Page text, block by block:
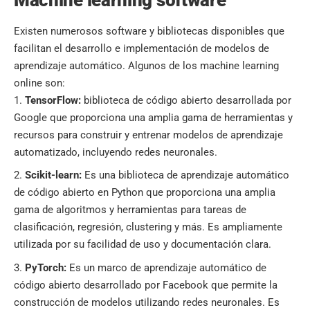
Existen numerosos software y bibliotecas disponibles que
facilitan el desarrollo e implementación de modelos de
aprendizaje automático. Algunos de los machine learning
online son:
TensorFlow: biblioteca de código abierto desarrollada por
Google que proporciona una amplia gama de herramientas y
recursos para construir y entrenar modelos de aprendizaje
automatizado, incluyendo redes neuronales.
Scikit-learn: Es una biblioteca de aprendizaje automático
de código abierto en Python que proporciona una amplia
gama de algoritmos y herramientas para tareas de
clasificación, regresión, clustering y más. Es ampliamente
utilizada por su facilidad de uso y documentación clara.
PyTorch: Es un marco de aprendizaje automático de
código abierto desarrollado por Facebook que permite la
construcción de modelos utilizando redes neuronales. Es